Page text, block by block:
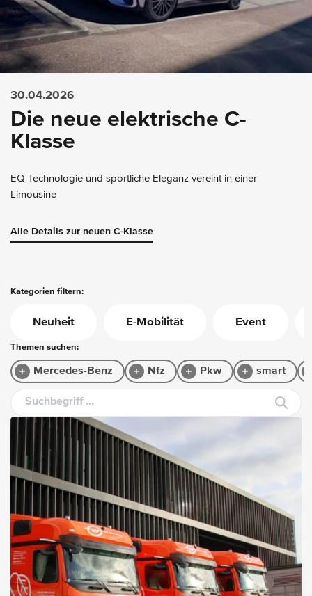
30.04.2026
Die neue elektrische C-
Klasse
EQ-Technologie und sportliche Eleganz vereint in einer
Limousine
Alle Details zur neuen C-Klasse
Kategorien filtern:
Neuheit E-Mobilität Event
Themen suchen:
Mercedes-Benz Nfz Pkw smart